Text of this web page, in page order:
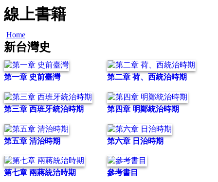
線上書籍
Home
新台灣史
第一章 史前臺灣 第二章 荷、西統治時期
第三章 西班牙統治時期 第四章 明鄭統治時期
第五章 清治時期 第六章 日治時期
第七章 兩蔣統治時期 參考書目